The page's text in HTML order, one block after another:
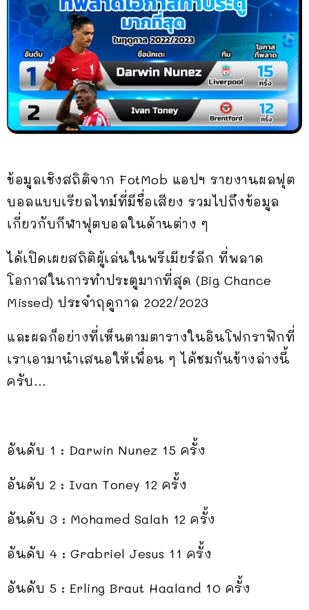
ข้อมูลเชิงสถิติจาก FotMob แอปฯ รายงานผลฟุต
บอลแบบเรียลไทม์ที่มีชื่อเสียง รวมไปถึงข้อมูล
เกี่ยวกับกีฬาฟุตบอลในด้านต่าง ๆ
ได้เปิดเผยสถิติผู้เล่นในพรีเมียร์ลีก ที่พลาด
โอกาสในการทำประตูมากที่สุด (Big Chance
Missed) ประจำฤดูกาล 2022/2023
และผลก็อย่างที่เห็นตามตารางในอินโฟกราฟิกที่
เราเอามานำเสนอให้เพื่อน ๆ ได้ชมกันข้างล่างนี้
ครับ…
อันดับ 1 : Darwin Nunez 15 ครั้ง
อันดับ 2 : Ivan Toney 12 ครั้ง
อันดับ 3 : Mohamed Salah 12 ครั้ง
อันดับ 4 : Grabriel Jesus 11 ครั้ง
อันดับ 5 : Erling Braut Haaland 10 ครั้ง